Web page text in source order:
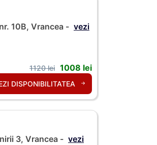
10B, Vrancea - vezi
1120 lei 1008 lei
DISPONIBILITATEA
3, Vrancea - vezi